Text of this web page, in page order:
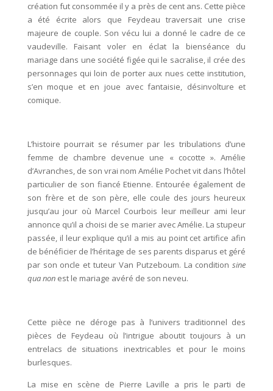
création fut consommée il y a près de cent ans. Cette pièce
a été écrite alors que Feydeau traversait une crise
majeure de couple. Son vécu lui a donné le cadre de ce
vaudeville. Faisant voler en éclat la bienséance du
mariage dans une société figée qui le sacralise, il crée des
personnages qui loin de porter aux nues cette institution,
s’en moque et en joue avec fantaisie, désinvolture et
comique.
L’histoire pourrait se résumer par les tribulations d’une
femme de chambre devenue une « cocotte ». Amélie
d’Avranches, de son vrai nom Amélie Pochet vit dans l’hôtel
particulier de son fiancé Etienne. Entourée également de
son frère et de son père, elle coule des jours heureux
jusqu’au jour où Marcel Courbois leur meilleur ami leur
annonce qu’il a choisi de se marier avec Amélie. La stupeur
passée, il leur explique qu’il a mis au point cet artifice afin
de bénéficier de l’héritage de ses parents disparus et géré
par son oncle et tuteur Van Putzeboum. La conditionsine
qua nonest le mariage avéré de son neveu.
Cette pièce ne déroge pas à l’univers traditionnel des
pièces de Feydeau où l’intrigue aboutit toujours à un
entrelacs de situations inextricables et pour le moins
burlesques.
La mise en scène de Pierre Laville a pris le parti de